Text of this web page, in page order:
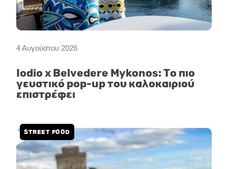
4 Αυγούστου 2026
Iodio x Belvedere Mykonos: Το πιο
γευστικό pop-up του καλοκαιριού
επιστρέφει
STREET FOOD